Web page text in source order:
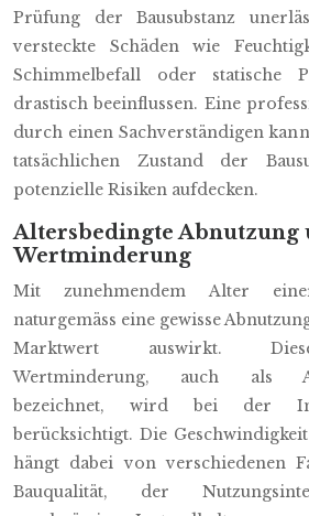
Prüfung der Bausubstanz
versteckte Schäden wie
Schimmelbefall oder statische
drastisch beeinflussen. Eine
durch einen Sachverständigen
tatsächlichen Zustand der
potenzielle Risiken aufdecken.
Altersbedingte Abnutzung
Wertminderung
Mit zunehmendem Alter
naturgemäss eine gewisse
Marktwert auswirkt.
Wertminderung, auch als
bezeichnet, wird bei der
berücksichtigt. Die
hängt dabei von verschiedenen
Bauqualität, der